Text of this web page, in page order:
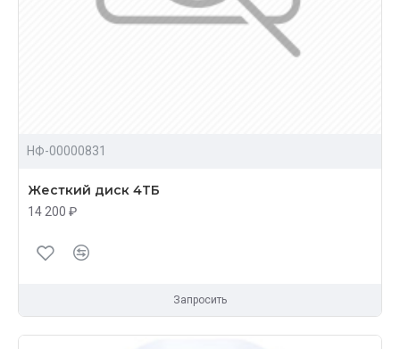
НФ-00000831
Жесткий диск 4ТБ
14 200 ₽
Запросить